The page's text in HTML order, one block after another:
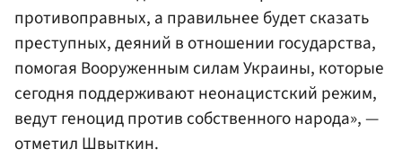
противоправных, а правильнее будет сказать
преступных, деяний в отношении государства,
помогая Вооруженным силам Украины, которые
сегодня поддерживают неонацистский режим,
ведут геноцид против собственного народа», —
отметил Швыткин.